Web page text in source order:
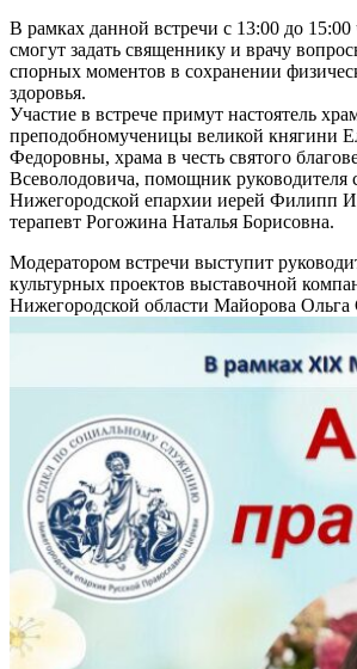
В рамках данной встречи с 13:00 до
смогут задать священнику и врачу
спорных моментов в сохранении
здоровья.
Участие в встрече примут настоятель
преподобномученицы великой княгини
Федоровны, храма в честь святого
Всеволодовича, помощник руководителя
Нижегородской епархии иерей Филипп
терапевт Рогожина Наталья Борисовна.
Модератором встречи выступит
культурных проектов выставочной
Нижегородской области Майорова Ольга